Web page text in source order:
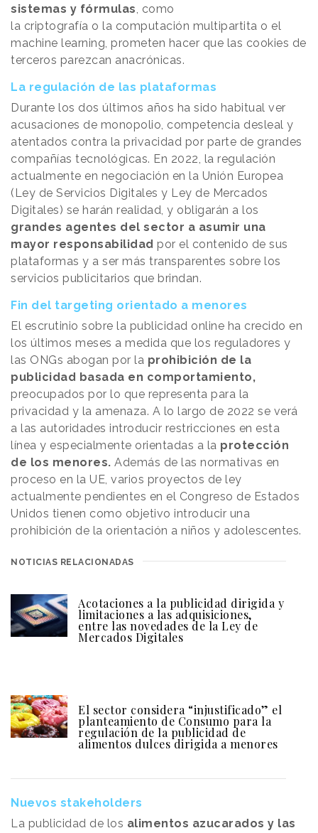
sistemas y fórmulas, como
la criptografía o la computación multipartita o el
machine learning, prometen hacer que las cookies de
terceros parezcan anacrónicas.
La regulación de las plataformas
Durante los dos últimos años ha sido habitual ver
acusaciones de monopolio, competencia desleal y
atentados contra la privacidad por parte de grandes
compañías tecnológicas. En 2022, la regulación
actualmente en negociación en la Unión Europea
(Ley de Servicios Digitales y Ley de Mercados
Digitales) se harán realidad, y obligarán a los
grandes agentes del sector a asumir una
mayor responsabilidad por el contenido de sus
plataformas y a ser más transparentes sobre los
servicios publicitarios que brindan.
Fin del targeting orientado a menores
El escrutinio sobre la publicidad online ha crecido en
los últimos meses a medida que los reguladores y
las ONGs abogan por la prohibición de la
publicidad basada en comportamiento,
preocupados por lo que representa para la
privacidad y la amenaza. A lo largo de 2022 se verá
a las autoridades introducir restricciones en esta
línea y especialmente orientadas a la protección
de los menores. Además de las normativas en
proceso en la UE, varios proyectos de ley
actualmente pendientes en el Congreso de Estados
Unidos tienen como objetivo introducir una
prohibición de la orientación a niños y adolescentes.
NOTICIAS RELACIONADAS
Acotaciones a la publicidad dirigida y
limitaciones a las adquisiciones,
entre las novedades de la Ley de
Mercados Digitales
El sector considera “injustificado” el
planteamiento de Consumo para la
regulación de la publicidad de
alimentos dulces dirigida a menores
Nuevos stakeholders
La publicidad de los alimentos azucarados y las